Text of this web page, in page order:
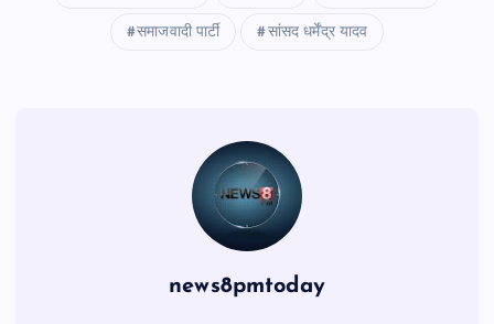
समाजवादी पार्टी सांसद धर्मेंद्र यादव
news8pmtoday